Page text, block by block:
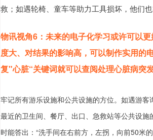
救；如遇轮椅、童车等助力工具损坏，他们
物讯视角6：未来的电子化学习或许可以
度大、对结果的影响高，可以制作实用的
复"心脏“关键词就可以查阅处理心脏病突
牢记所有游乐设施和公共设施的方位。如遇游
最近的卫生间、餐厅、出口、急救站等公共设
时能答出：“洗手间在右前方，左拐，向前50米